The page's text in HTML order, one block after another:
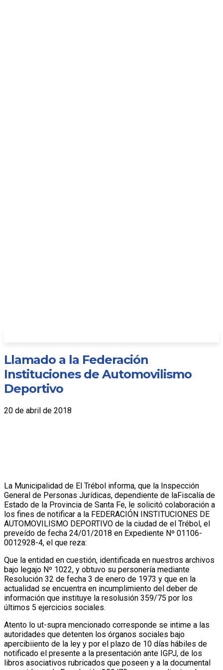
Llamado a la Federación
Instituciones de Automovilismo
Deportivo
20 de abril de 2018
La Municipalidad de El Trébol informa, que la Inspección
General de Personas Jurídicas, dependiente de laFiscalía de
Estado de la Provincia de Santa Fe, le solicitó colaboración a
los fines de notificar a la FEDERACIÓN INSTITUCIONES DE
AUTOMOVILISMO DEPORTIVO de la ciudad de el Trébol, el
preveído de fecha 24/01/2018 en Expediente Nº 01106-
0012928-4, el que reza:
Que la entidad en cuestión, identificada en nuestros archivos
bajo legajo Nº 1022, y obtuvo su personería mediante
Resolución 32 de fecha 3 de enero de 1973 y que en la
actualidad se encuentra en incumplimiento del deber de
información que instituye la resolusión 359/75 por los
últimos 5 ejercicios sociales.
Atento lo ut-supra mencionado corresponde se intime a las
autoridades que detenten los órganos sociales bajo
apercibiiento de la ley y por el plazo de 10 días hábiles de
notificado el presente a la presentación ante IGPJ, de los
libros asociativos rubricados que poseen y a la documental